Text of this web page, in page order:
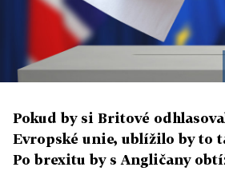
Pokud by si Britové
Evropské unie, ublížilo by to
Po brexitu by s Angličany